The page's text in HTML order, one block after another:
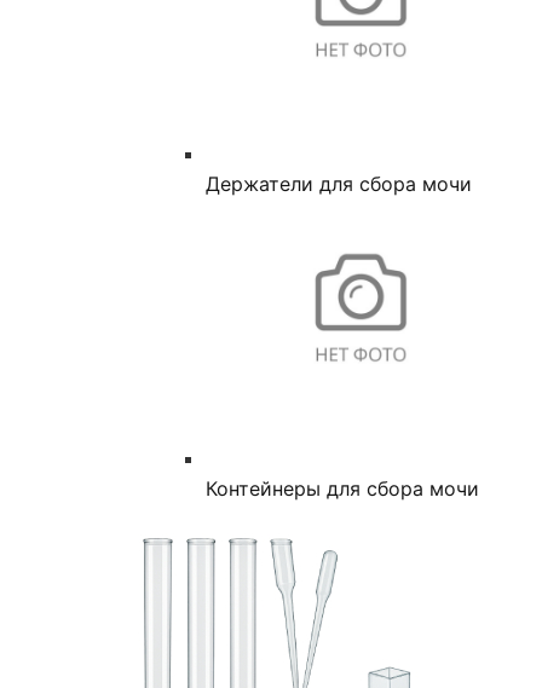
Держатели для сбора мочи
Контейнеры для сбора мочи